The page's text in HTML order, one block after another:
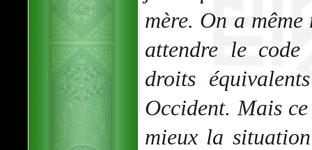
mère. On a
attendre le code
droits
Occident. Mais
mieux la